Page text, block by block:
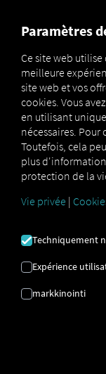
Marketplace
Instructions
connecter.
Paramètres
Ce site web
meilleure
site web et vos
cookies. Vous
en utilisant
nécessaires. Pour
Toutefois, cela
plus
protection de la
Vie privée |
Techniquement
Expérience
markkinointi